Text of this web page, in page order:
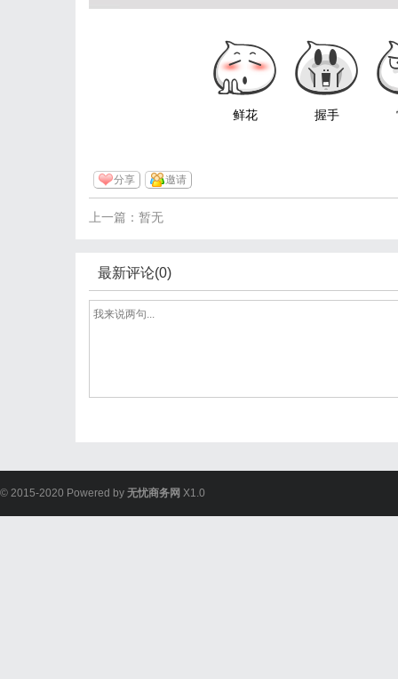
鲜花 握手
分享 邀请
上一篇：暂无
最新评论(0)
© 2015-2020 Powered by 无忧商务网 X1.0